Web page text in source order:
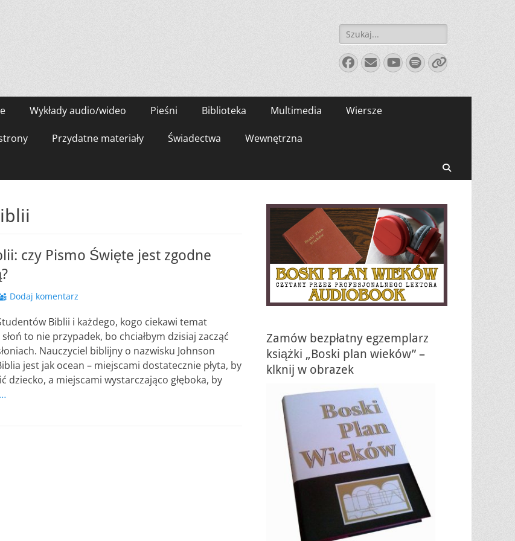
Szukaj:
Facebook
E-
mail
YouTube
Spotify
Link
Wykłady audio/wideo Pieśni Biblioteka Multimedia Wiersze
Przydatne materiały Świadectwa Wewnętrzna
czy Pismo Święte jest zgodne
Dodaj komentarz
Biblii i każdego, kogo ciekawi temat
to nie przypadek, bo chciałbym dzisiaj zacząć
Nauczyciel biblijny o nazwisku Johnson
jest jak ocean – miejscami dostatecznie płyta, by
dziecko, a miejscami wystarczająco głęboka, by
Zamów bezpłatny egzemplarz
książki „Boski plan wieków” –
klknij w obrazek